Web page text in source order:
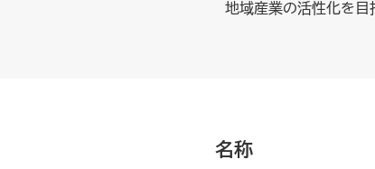
地域産業の活性化を目
名称